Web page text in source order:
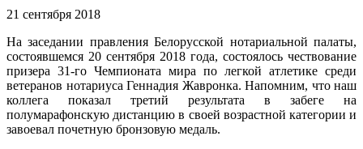
21 сентября 2018
На заседании правления Белорусской нотариальной палаты,
состоявшемся 20 сентября 2018 года, состоялось чествование
призера 31-го Чемпионата мира по легкой атлетике среди
ветеранов нотариуса Геннадия Жавронка. Напомним, что наш
коллега показал третий результата в забеге на
полумарафонскую дистанцию в своей возрастной категории и
завоевал почетную бронзовую медаль.